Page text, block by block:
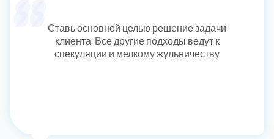
Ставь основной целью решение задачи
клиента. Все другие подходы ведут к
спекуляции и мелкому жульничеству